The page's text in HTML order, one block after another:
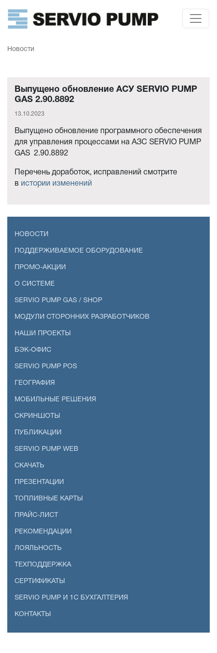
Новости
Выпущено обновление АСУ SERVIO PUMP
GAS 2.90.8892
13.10.2023
Выпущено обновление программного обеспечения
для управления процессами на АЗС SERVIO PUMP
GAS 2.90.8892
Перечень доработок, исправлений смотрите
в истории изменений
НОВОСТИ
ПОДДЕРЖИВАЕМОЕ ОБОРУДОВАНИЕ
ПРОМО-АКЦИИ
О СИСТЕМЕ
SERVIO PUMP GAS / SHOP
МОДУЛИ СТОРОННИХ РАЗРАБОТЧИКОВ
НАШИ ПРОЕКТЫ
БЭК-ОФИС
SERVIO PUMP POS
ГЕОГРАФИЯ
МОБИЛЬНЫЕ РЕШЕНИЯ
СКРИНШОТЫ
ПУБЛИКАЦИИ
SERVIO PUMP WEB
СКАЧАТЬ
ПРЕЗЕНТАЦИИ
ТОПЛИВНЫЕ КАРТЫ
ПРАЙС-ЛИСТ
РЕКОМЕНДАЦИИ
ЛОЯЛЬНОСТЬ
ТЕХПОДДЕРЖКА
СЕРТИФИКАТЫ
SERVIO PUMP И 1С БУХГАЛТЕРИЯ
КОНТАКТЫ